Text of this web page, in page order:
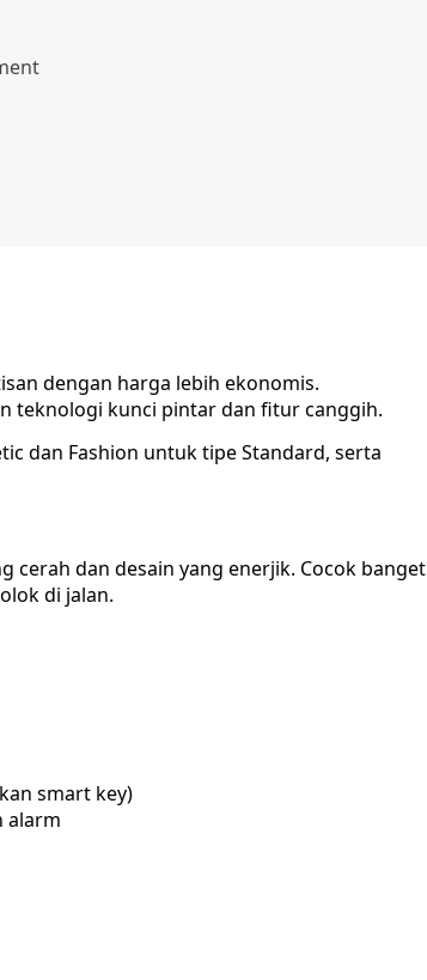
dengan harga lebih ekonomis.
teknologi kunci pintar dan fitur canggih.
dan Fashion untuk tipe Standard, serta
cerah dan desain yang enerjik. Cocok banget
di jalan.
smart key)
alarm